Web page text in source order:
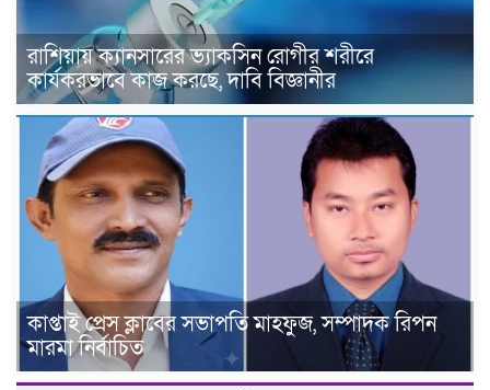
রাশিয়ায় ক্যানসারের ভ্যাকসিন রোগীর শরীরে
কার্যকরভাবে কাজ করছে, দাবি বিজ্ঞানীর
কাপ্তাই প্রেস ক্লাবের সভাপতি মাহফুজ, সম্পাদক রিপন
মারমা নির্বাচিত